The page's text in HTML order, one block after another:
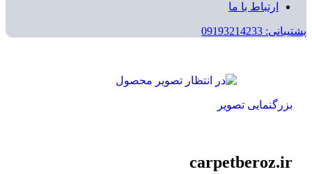
ارتباط با ما
پشتیبانی: 09193214233
بزرگنمایی تصویر
carpetberoz.ir